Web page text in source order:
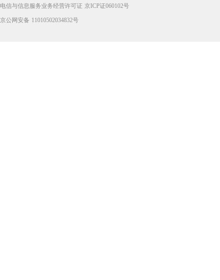
电信与信息服务业务经营许可证 京ICP证060102号
京公网安备 11010502034832号